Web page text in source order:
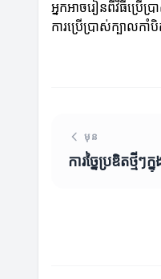
អ្នកអាចរៀនពីវិធីប្រើ
ការប្រើប្រាស់ក្បាលក
មុន
ការច្នៃប្រឌិតថ្មីៗ